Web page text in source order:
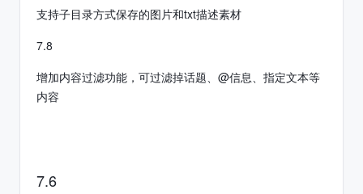
支持子目录方式保存的图片和txt描述素材
7.8
增加内容过滤功能，可过滤掉话题、@信息、指定文本等
内容
7.6